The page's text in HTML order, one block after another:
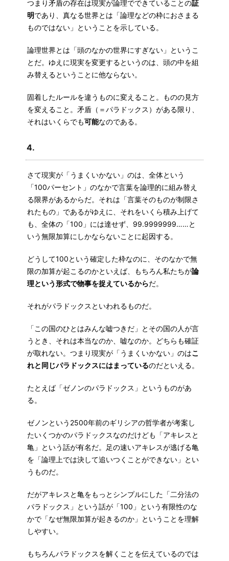
つまり矛盾の存在は現実が論理でできていることの証
明であり、真なる世界とは「論理などの枠におさまる
ものではない」ということを示している。
論理世界とは「頭のなかの世界にすぎない」というこ
とだ。ゆえに現実を変更するというのは、頭の中を組
み替えるということに他ならない。
固着したルールを違うものに変えること。ものの見方
を変えること。矛盾（＝パラドックス）がある限り、
それはいくらでも可能なのである。
4.
さて現実が「うまくいかない」のは、全体という
「100パーセント」のなかで言葉を論理的に組み替え
る限界があるからだ。それは「言葉そのものが制限さ
れたもの」であるがゆえに、それをいくら積み上げて
も、全体の「100」には達せず、99.9999999……と
いう無限加算にしかならないことに起因する。
どうして100という確定した枠なのに、そのなかで無
限の加算が起こるのかといえば、もちろん私たちが論
理という形式で物事を捉えているからだ。
それがパラドックスといわれるものだ。
「この国のひとはみんな嘘つきだ」とその国の人が言
うとき、それは本当なのか、嘘なのか。どちらも確証
が取れない。つまり現実が「うまくいかない」のはこ
れと同じパラドックスにはまっているのだといえる。
たとえば「ゼノンのパラドックス」というものがあ
る。
ゼノンという2500年前のギリシアの哲学者が考案し
たいくつかのパラドックスなのだけども「アキレスと
亀」という話が有名だ。足の速いアキレスが逃げる亀
を「論理上では決して追いつくことができない」とい
うものだ。
だがアキレスと亀をもっとシンプルにした「二分法の
パラドックス」という話が「100」という有限性のな
かで「なぜ無限加算が起きるのか」ということを理解
しやすい。
もちろんパラドックスを解くことを伝えているのでは